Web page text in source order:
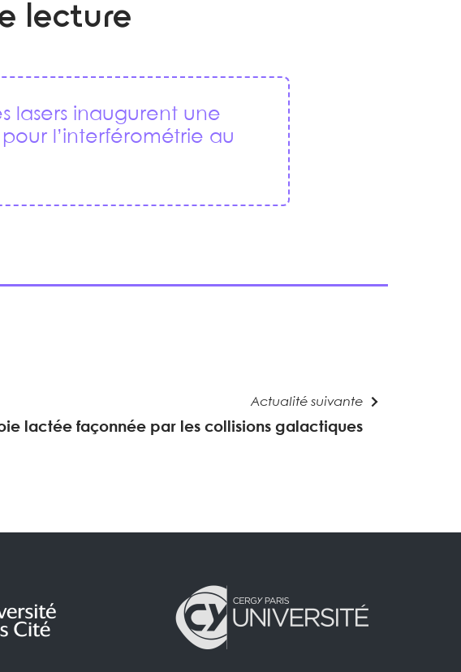
lecture
lasers inaugurent une
l’interférométrie au
Actualité suivante
lactée façonnée par les collisions galactiques